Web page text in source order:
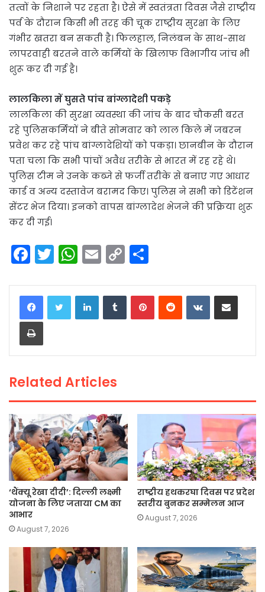
तत्वों के निशाने पर रहता है। ऐसे में स्वतंत्रता दिवस जैसे राष्ट्रीय
पर्व के दौरान किसी भी तरह की चूक राष्ट्रीय सुरक्षा के लिए
गंभीर खतरा बन सकती है। फिलहाल, निलंबन के साथ-साथ
लापरवाही बरतने वाले कर्मियों के खिलाफ विभागीय जांच भी
शुरू कर दी गई है।
लालकिला में घुसते पांच बांग्लादेशी पकड़े
लालकिला की सुरक्षा व्यवस्था की जांच के बाद चौकसी बरत
रहे पुलिसकर्मियों ने बीते साेमवार को लाल किले में जबरन
प्रवेश कर रहे पांच बांग्लादेशियों को पकड़ा। छानबीन के दौरान
पता चला कि सभी पांचों अवैध तरीके से भारत में रह रहे थे।
पुलिस टीम ने उनके कब्जे से फर्जी तरीके से बनाए गए आधार
कार्ड व अन्य दस्तावेज बरामद किए। पुलिस ने सभी को डिटेंशन
सेंटर भेज दिया। इनको वापस बांग्लादेश भेजने की प्रक्रिया शुरू
कर दी गई।
F
a
c
e
b
o
k
T
w
itt
er
W
h
a
ts
p
E
m
ai
C
o
p
n
ar
LinkedInTumblrPinterestReddit VKontakteShare via Email
Print
Related Articles
‘थैंक्यू रेखा दीदी’: दिल्ली लक्ष्मी
योजना के लिए जताया CM का
आभार
August 7, 2026
राष्ट्रीय हथकरघा दिवस पर प्रदेश
स्तरीय बुनकर सम्मेलन आज
August 7, 2026